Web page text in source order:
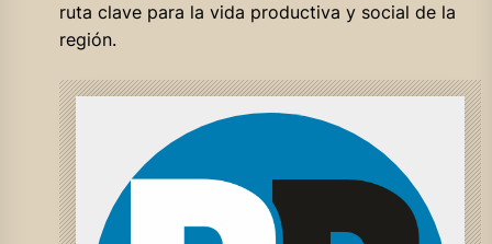
ruta clave para la vida productiva y social de la
región.